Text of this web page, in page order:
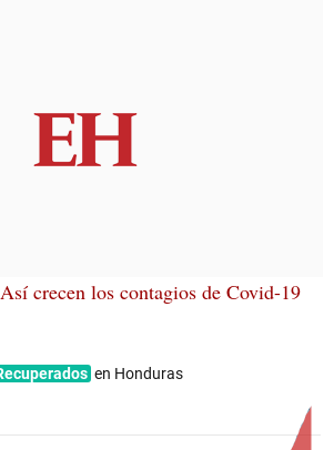
crecen los contagios de Covid-19